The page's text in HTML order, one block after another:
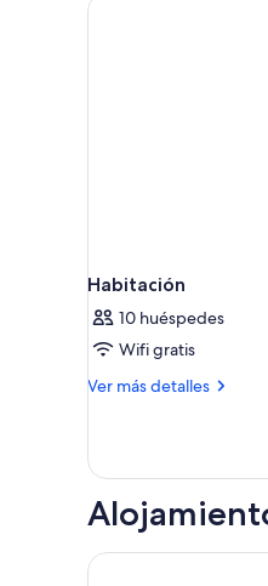
Habitación
10 huéspedes
Wifi gratis
Ver más detalles
Más
GuestReady -